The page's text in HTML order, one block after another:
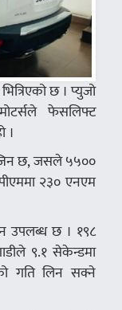
छ । प्युजो
फेसलिफ्ट
।
छ, जसले ५५००
२३० एनएम
उपलब्ध छ । १९८
९.१ सेकेन्डमा
गति लिन सक्ने